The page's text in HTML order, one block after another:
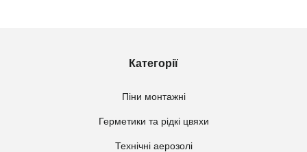
Категорії
Піни монтажні
Герметики та рідкі цвяхи
Технічні аерозолі